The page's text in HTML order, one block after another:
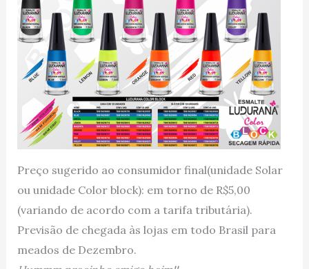
Preço sugerido ao consumidor final(unidade Solar
ou unidade Color block): em torno de R$5,00
(variando de acordo com a tarifa tributária).
Previsão de chegada às lojas em todo Brasil para
meados de Dezembro.